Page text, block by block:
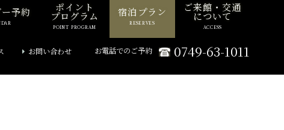
予約 ポイント
プログラム
POINT PROGRAM
宿泊プラン
RESERVES
ご来館・交通
について
ACCESS
お問い合わせ お電話でのご予約 0749-63-1011